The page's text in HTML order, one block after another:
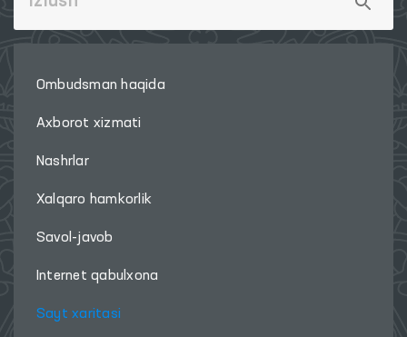
Ombudsman haqida
Axborot xizmati
Nashrlar
Xalqaro hamkorlik
Savol-javob
Internet qabulxona
Sayt xaritasi